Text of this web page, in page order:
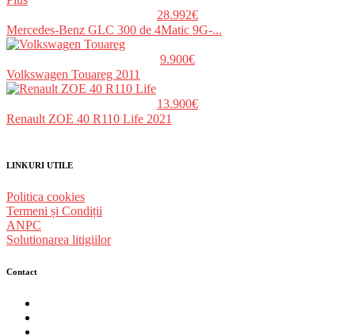
28.992€
Mercedes-Benz GLC 300 de 4Matic 9G-...
9.900€
Volkswagen Touareg 2011
13.900€
Renault ZOE 40 R110 Life 2021
LINKURI UTILE
Politica cookies
Termeni și Condiții
ANPC
Solutionarea litigiilor
Contact